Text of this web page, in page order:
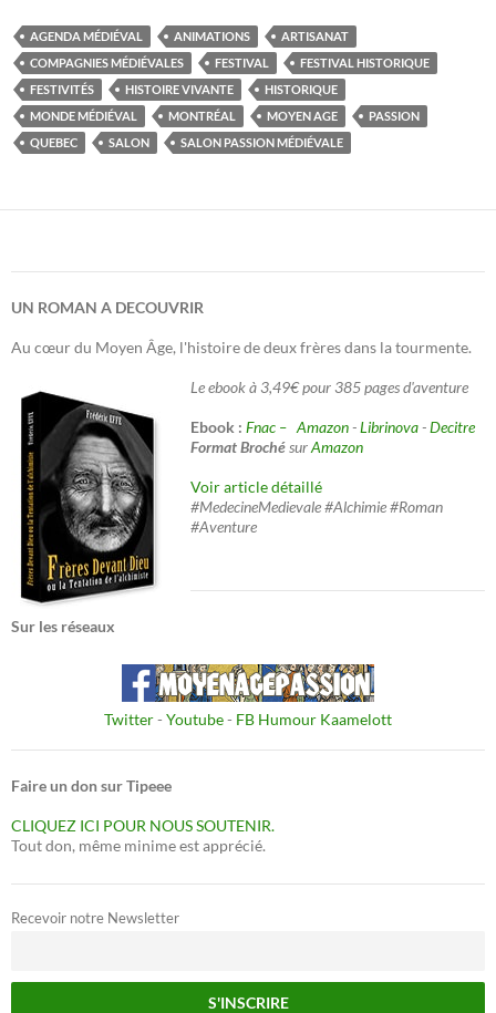
AGENDA MÉDIÉVAL ANIMATIONS
ARTISANAT
COMPAGNIES MÉDIÉVALES
FESTIVAL
FESTIVAL HISTORIQUE
FESTIVITÉS
HISTOIRE VIVANTE
HISTORIQUE
MONDE MÉDIÉVAL
MONTRÉAL MOYEN AGE
PASSION
QUEBEC
SALON SALON PASSION MÉDIÉVALE
UN ROMAN A DECOUVRIR
Au cœur du Moyen Âge, l'histoire de deux frères dans la tourmente.
Le ebook à 3,49€ pour 385 pages d'aventure
Ebook : Fnac – Amazon-Librinova-Decitre
Format BrochésurAmazon
Voir article détaillé
#MedecineMedievale #Alchimie #Roman
#Aventure
Sur les réseaux
Twitter- Youtube- FB Humour Kaamelott
Faire un don sur Tipeee
CLIQUEZ ICI POUR NOUS SOUTENIR.
Tout don, même minime est apprécié.
Recevoir notre Newsletter